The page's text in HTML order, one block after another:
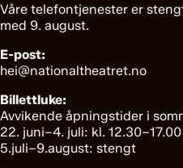
Våre telefontjenester er
med 9. august.
E-post:
hei@nationaltheatret.no
Billettluke:
Avvikende åpningstider i
22. juni–4. juli: kl.
5.juli–9.august: stengt